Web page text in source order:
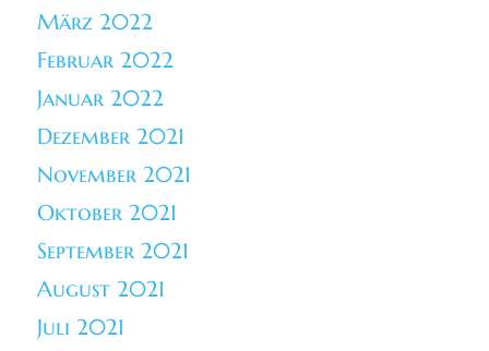
März 2022
Februar 2022
Januar 2022
Dezember 2021
November 2021
Oktober 2021
September 2021
August 2021
Juli 2021